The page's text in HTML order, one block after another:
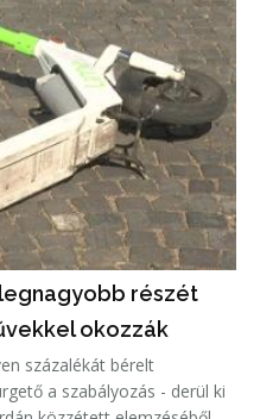
részét
okozzák
százalékát bérelt
a szabályozás - derül ki